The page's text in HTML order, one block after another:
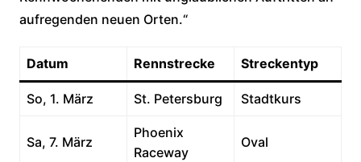
aufregenden neuen Orten.“
Datum Rennstrecke Streckentyp
So, 1. März St. Petersburg Stadtkurs
Sa, 7. März
Phoenix
Raceway
Oval